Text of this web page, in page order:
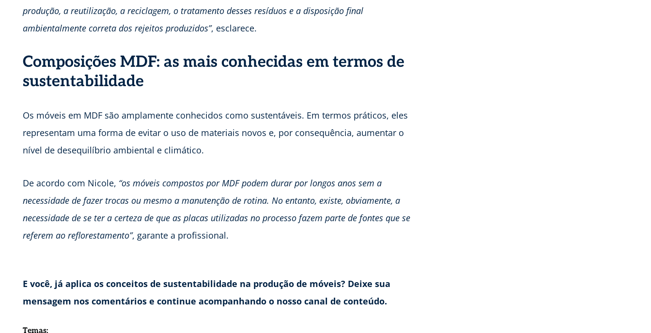
produção, a reutilização, a reciclagem, o tratamento desses resíduos e a disposição final
ambientalmente correta dos rejeitos produzidos”, esclarece.
Composições MDF: as mais conhecidas em termos de
sustentabilidade
Os móveis em MDF são amplamente conhecidos como sustentáveis. Em termos práticos, eles
representam uma forma de evitar o uso de materiais novos e, por consequência, aumentar o
nível de desequilíbrio ambiental e climático.
De acordo com Nicole, “os móveis compostos por MDF podem durar por longos anos sem a
necessidade de fazer trocas ou mesmo a manutenção de rotina. No entanto, existe, obviamente, a
necessidade de se ter a certeza de que as placas utilizadas no processo fazem parte de fontes que se
referem ao reflorestamento”, garante a profissional.
E você, já aplica os conceitos de sustentabilidade na produção de móveis? Deixe sua
mensagem nos comentários e continue acompanhando o nosso canal de conteúdo.
Temas: